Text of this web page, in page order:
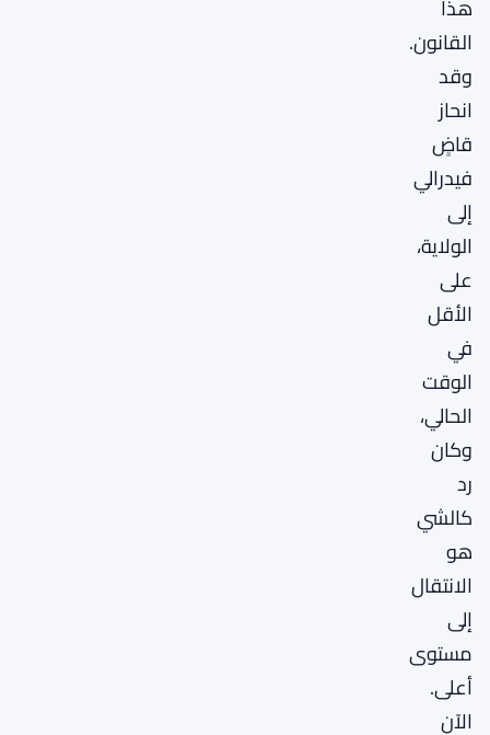
هذا
القانون.
وقد
انحاز
قاضٍ
فيدرالي
إلى
الولاية،
على
الأقل
في
الوقت
الحالي،
وكان
رد
كالشي
هو
الانتقال
إلى
مستوى
أعلى.
الآن